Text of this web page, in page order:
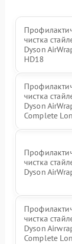
чистка
Dyson
HD18
чистка
Dyson
Complete
чистка
Dyson
чистка
Dyson
Complete